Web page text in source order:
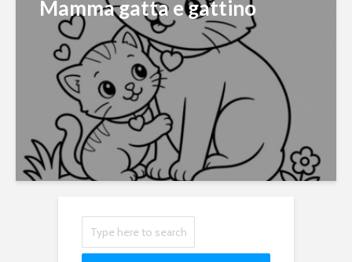
Mamma gatta e gattino